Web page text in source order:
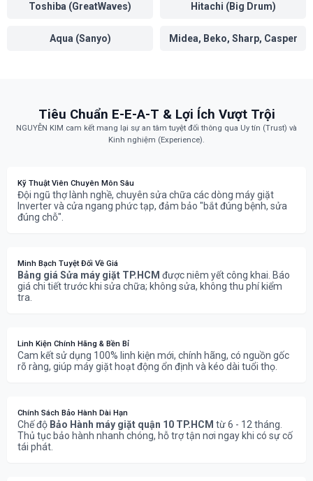
Toshiba (GreatWaves) Hitachi (Big Drum)
Aqua (Sanyo) Midea, Beko, Sharp, Casper
Tiêu Chuẩn E-E-A-T & Lợi Ích Vượt Trội
NGUYỄN KIM cam kết mang lại sự an tâm tuyệt đối thông qua Uy tín (Trust) và
Kinh nghiệm (Experience).
Kỹ Thuật Viên Chuyên Môn Sâu
Đội ngũ thợ lành nghề, chuyên sửa chữa các dòng máy giặt
Inverter và cửa ngang phức tạp, đảm bảo "bắt đúng bệnh, sửa
đúng chỗ".
Minh Bạch Tuyệt Đối Về Giá
Bảng giá Sửa máy giặt TP.HCM được niêm yết công khai. Báo
giá chi tiết trước khi sửa chữa; không sửa, không thu phí kiểm
tra.
Linh Kiện Chính Hãng & Bền Bỉ
Cam kết sử dụng 100% linh kiện mới, chính hãng, có nguồn gốc
rõ ràng, giúp máy giặt hoạt động ổn định và kéo dài tuổi thọ.
Chính Sách Bảo Hành Dài Hạn
Chế độ Bảo Hành máy giặt quận 10 TP.HCM từ 6 - 12 tháng.
Thủ tục bảo hành nhanh chóng, hỗ trợ tận nơi ngay khi có sự cố
tái phát.